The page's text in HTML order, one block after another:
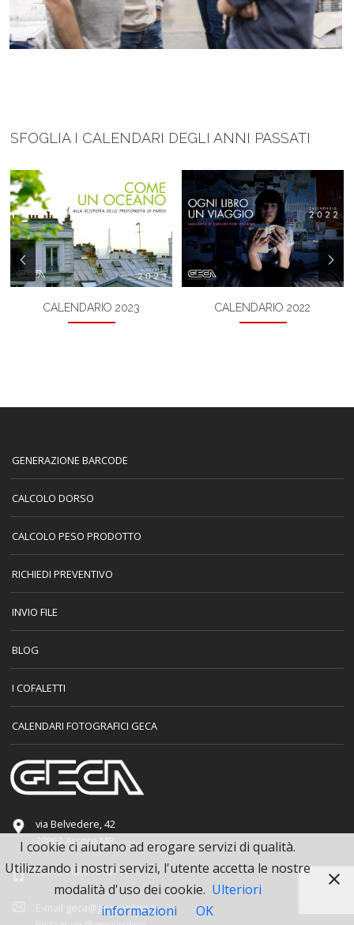
SFOGLIA I CALENDARI DEGLI ANNI PASSATI
CALENDARIO 2023 CALENDARIO 2022
GENERAZIONE BARCODE
CALCOLO DORSO
CALCOLO PESO PRODOTTO
RICHIEDI PREVENTIVO
INVIO FILE
BLOG
I COFALETTI
CALENDARI FOTOGRAFICI GECA
via Belvedere, 42
20862 Arcore MB
Tel+39 02 21070711
geca@gecaonline.it
I cookie ci aiutano ad erogare servizi di qualità.
Utilizzando i nostri servizi, l'utente accetta le nostre
modalità d'uso dei cookie. Ulteriori
informazioni
OK